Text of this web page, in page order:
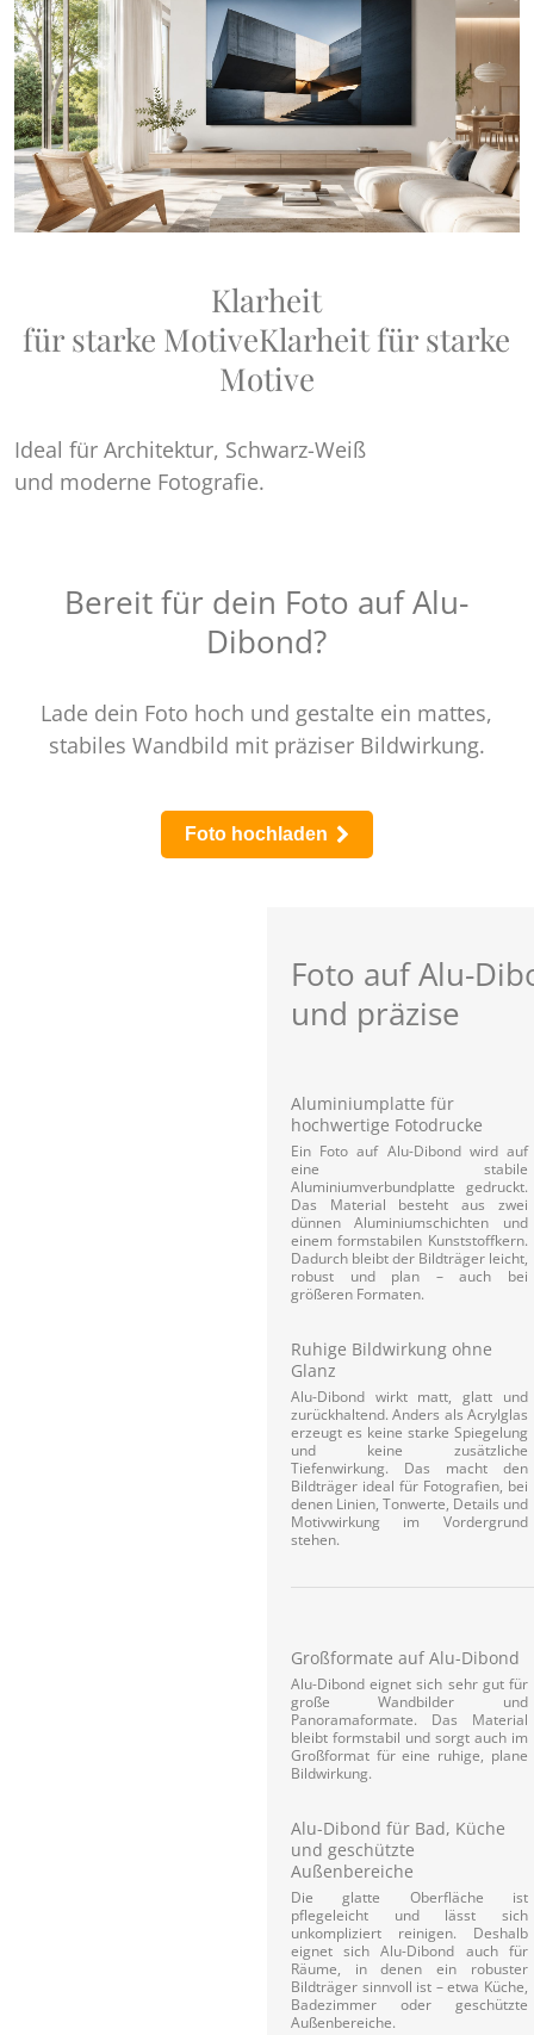
Klarheit
für starke MotiveKlarheit für starke
Motive
Ideal für Architektur, Schwarz-Weiß
und moderne Fotografie.
Bereit für dein Foto auf Alu-
Dibond?
Lade dein Foto hoch und gestalte ein mattes,
stabiles Wandbild mit präziser Bildwirkung.
Foto hochladen
Foto auf Alu-
und präzise
Aluminiumplatte für
hochwertige Fotodrucke
Ein Foto auf Alu-Dibond wird auf
eine stabile
Aluminiumverbundplatte gedruckt.
Das Material besteht aus zwei
dünnen Aluminiumschichten und
einem formstabilen Kunststoffkern.
Dadurch bleibt der Bildträger leicht,
robust und plan – auch bei
größeren Formaten.
Ruhige Bildwirkung ohne
Glanz
Alu-Dibond wirkt matt, glatt und
zurückhaltend. Anders als Acrylglas
erzeugt es keine starke Spiegelung
und keine zusätzliche
Tiefenwirkung. Das macht den
Bildträger ideal für Fotografien, bei
denen Linien, Tonwerte, Details und
Motivwirkung im Vordergrund
stehen.
Großformate auf Alu-Dibond
Alu-Dibond eignet sich sehr gut für
große Wandbilder und
Panoramaformate. Das Material
bleibt formstabil und sorgt auch im
Großformat für eine ruhige, plane
Bildwirkung.
Alu-Dibond für Bad, Küche
und geschützte
Außenbereiche
Die glatte Oberfläche ist
pflegeleicht und lässt sich
unkompliziert reinigen. Deshalb
eignet sich Alu-Dibond auch für
Räume, in denen ein robuster
Bildträger sinnvoll ist – etwa Küche,
Badezimmer oder geschützte
Außenbereiche.